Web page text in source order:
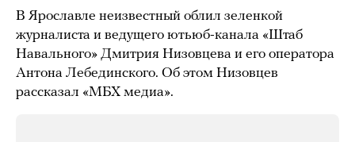
В Ярославле неизвестный облил зеленкой
журналиста и ведущего ютьюб-канала «Штаб
Навального» Дмитрия Низовцева и его оператора
Антона Лебединского. Об этом Низовцев
рассказал «МБХ медиа».